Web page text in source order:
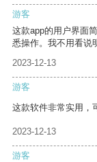
游客
这款app的用户界面
悉操作。我不用看说
2023-12-13
游客
这款软件非常实用，
2023-12-13
游客